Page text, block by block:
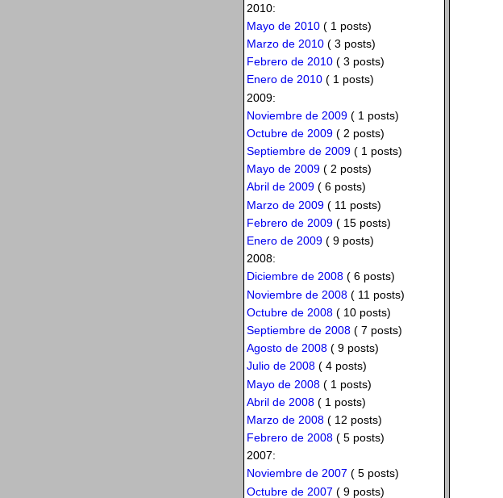
2010:
Mayo de 2010( 1 posts)
Marzo de 2010( 3 posts)
Febrero de 2010( 3 posts)
Enero de 2010( 1 posts)
2009:
Noviembre de 2009( 1 posts)
Octubre de 2009( 2 posts)
Septiembre de 2009( 1 posts)
Mayo de 2009( 2 posts)
Abril de 2009( 6 posts)
Marzo de 2009( 11 posts)
Febrero de 2009( 15 posts)
Enero de 2009( 9 posts)
2008:
Diciembre de 2008( 6 posts)
Noviembre de 2008( 11 posts)
Octubre de 2008( 10 posts)
Septiembre de 2008( 7 posts)
Agosto de 2008( 9 posts)
Julio de 2008( 4 posts)
Mayo de 2008( 1 posts)
Abril de 2008( 1 posts)
Marzo de 2008( 12 posts)
Febrero de 2008( 5 posts)
2007:
Noviembre de 2007 ( 5 posts)
Octubre de 2007 ( 9 posts)